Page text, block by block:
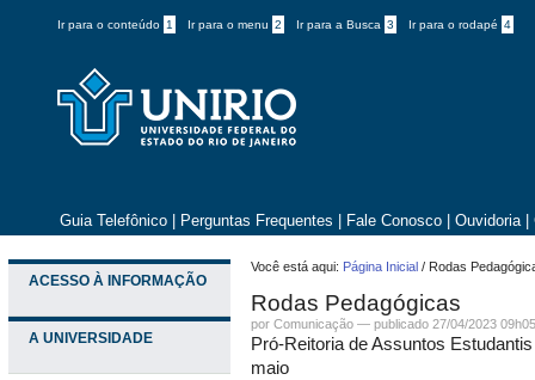
Ir para o conteúdo 1 Ir para o menu 2 Ir para a Busca 3 Ir para o rodapé 4
Guia Telefônico Perguntas Frequentes Fale Conosco Ouvidoria
ACESSO À INFORMAÇÃO
A UNIVERSIDADE
Você está aqui: Página Inicial / Rodas
Rodas Pedagógicas
porComunicação —publicado 27/04/2023
Pró-Reitoria de Assuntos
maio